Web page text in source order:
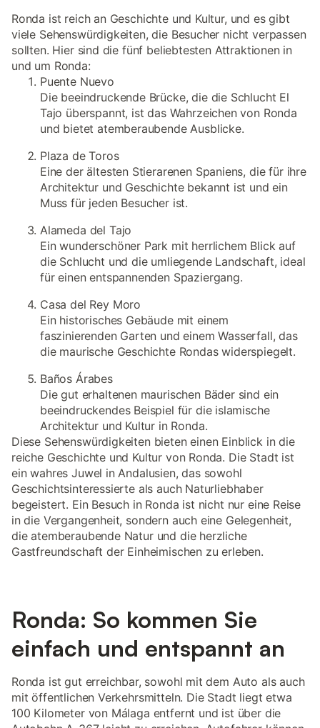
Ronda ist reich an Geschichte und Kultur, und es gibt
viele Sehenswürdigkeiten, die Besucher nicht verpassen
sollten. Hier sind die fünf beliebtesten Attraktionen in
und um Ronda:
Puente Nuevo
Die beeindruckende Brücke, die die Schlucht El
Tajo überspannt, ist das Wahrzeichen von Ronda
und bietet atemberaubende Ausblicke.
Plaza de Toros
Eine der ältesten Stierarenen Spaniens, die für ihre
Architektur und Geschichte bekannt ist und ein
Muss für jeden Besucher ist.
Alameda del Tajo
Ein wunderschöner Park mit herrlichem Blick auf
die Schlucht und die umliegende Landschaft, ideal
für einen entspannenden Spaziergang.
Casa del Rey Moro
Ein historisches Gebäude mit einem
faszinierenden Garten und einem Wasserfall, das
die maurische Geschichte Rondas widerspiegelt.
Baños Árabes
Die gut erhaltenen maurischen Bäder sind ein
beeindruckendes Beispiel für die islamische
Architektur und Kultur in Ronda.
Diese Sehenswürdigkeiten bieten einen Einblick in die
reiche Geschichte und Kultur von Ronda. Die Stadt ist
ein wahres Juwel in Andalusien, das sowohl
Geschichtsinteressierte als auch Naturliebhaber
begeistert. Ein Besuch in Ronda ist nicht nur eine Reise
in die Vergangenheit, sondern auch eine Gelegenheit,
die atemberaubende Natur und die herzliche
Gastfreundschaft der Einheimischen zu erleben.
Ronda: So kommen Sie
einfach und entspannt an
Ronda ist gut erreichbar, sowohl mit dem Auto als auch
mit öffentlichen Verkehrsmitteln. Die Stadt liegt etwa
100 Kilometer von Málaga entfernt und ist über die